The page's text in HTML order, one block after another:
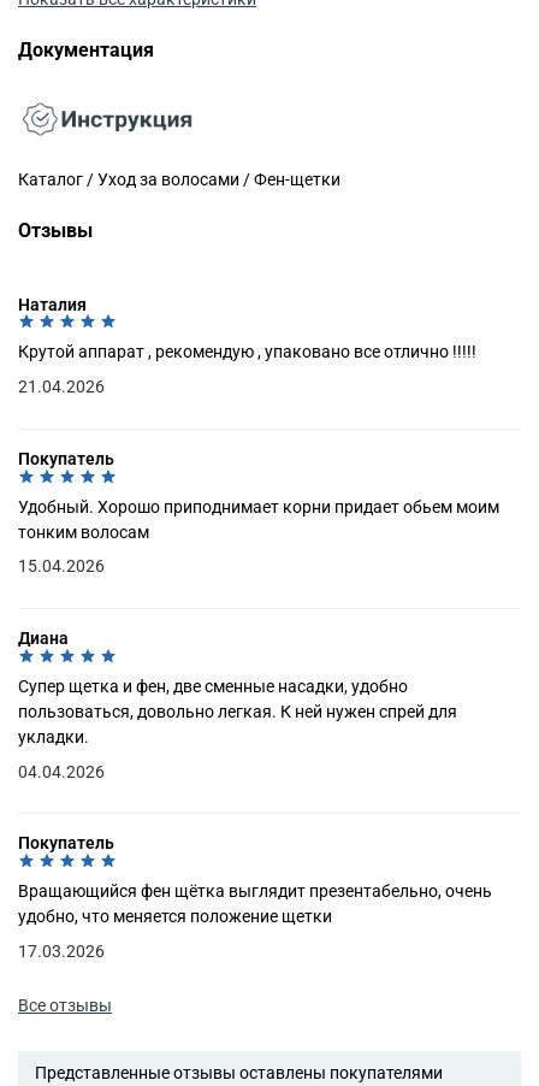
Документация
Каталог / Уход за волосами / Фен-щетки
Отзывы
Наталия
Крутой аппарат , рекомендую , упаковано все отлично !!!!!
21.04.2026
Покупатель
Удобный. Хорошо приподнимает корни придает обьем моим
тонким волосам
15.04.2026
Диана
Супер щетка и фен, две сменные насадки, удобно
пользоваться, довольно легкая. К ней нужен спрей для
укладки.
04.04.2026
Покупатель
Вращающийся фен щётка выглядит презентабельно, очень
удобно, что меняется положение щетки
17.03.2026
Все отзывы
Представленные отзывы оставлены покупателями